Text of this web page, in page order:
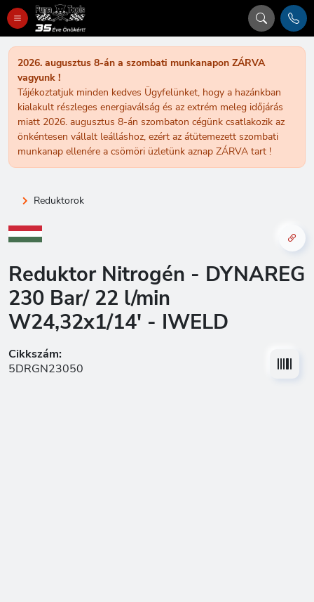
2026. augusztus 8-án a szombati munkanapon ZÁRVA
vagyunk !
Tájékoztatjuk minden kedves Ügyfelünket, hogy a hazánkban
kialakult részleges energiaválság és az extrém meleg időjárás
miatt 2026. augusztus 8-án szombaton cégünk csatlakozik az
önkéntesen vállalt leálláshoz, ezért az átütemezett szombati
munkanap ellenére a csömöri üzletünk aznap ZÁRVA tart !
Reduktorok
Reduktor Nitrogén - DYNAREG
230 Bar/ 22 l/min
W24,32x1/14' - IWELD
Cikkszám:
5DRGN23050